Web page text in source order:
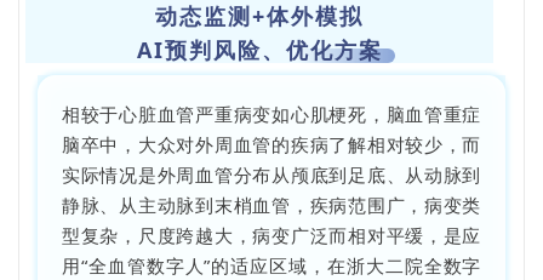
动态监测+体外模拟
AI预判风险、优化方案
相较于心脏血管严重病变如心肌梗死，脑血管重症
脑卒中，大众对外周血管的疾病了解相对较少，而
实际情况是外周血管分布从颅底到足底、从动脉到
静脉、从主动脉到末梢血管，疾病范围广，病变类
型复杂，尺度跨越大，病变广泛而相对平缓，是应
用“全血管数字人”的适应区域，在浙大二院全数字